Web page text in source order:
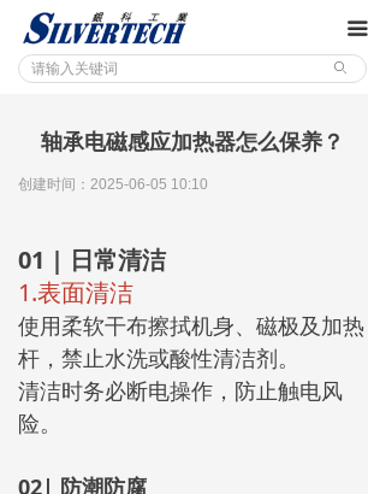
끀
ꄙ
轴承电磁感应加热器怎么保养？
创建时间： 2025-06-05 10:10
01 | 日常清洁
1.表面清洁
使用柔软干布擦拭机身、磁极及加热
杆，禁止水洗或酸性清洁剂。
清洁时务必断电操作，防止触电风
险。
02| 防潮防腐